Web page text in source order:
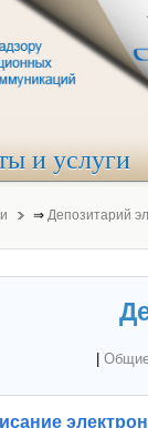
и услуги
⇒ Депозитарий